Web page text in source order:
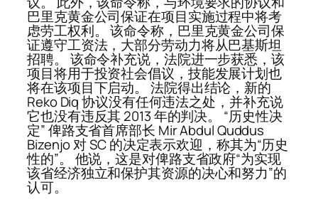
巴里克黄金公司保证在项目实施过程中将考
虑劳工权利。 该命令称，巴里克黄金公司保
证遵守工资法，大部分劳动力将从巴基斯坦
招聘。 该命令补充说，法院进一步获悉，该
项目将用于投资社会倡议，技能发展计划也
将在该项目下启动。 法院得出结论，新的
Reko Diq 协议没有任何违法之处，并补充说
它也没有违反其 2013 年的判决。 “历史性决
定” 俾路支省首席部长 Mir Abdul Quddus
Bizenjo 对 SC 的决定表示欢迎，称其为“历史
性的”。 他说，这是对俾路支省政府“为实现
该省经济独立和保护其资源的决心和努力”的
认可。